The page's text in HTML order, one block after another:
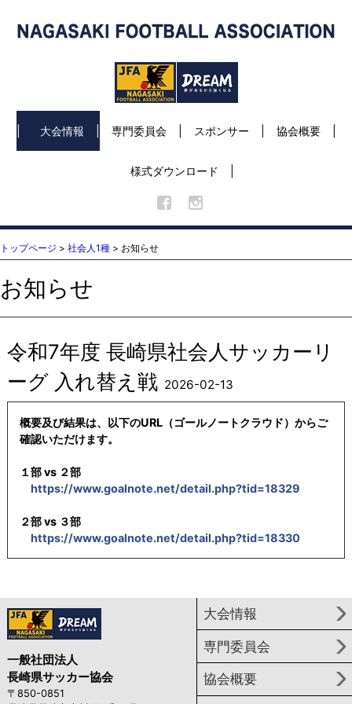
大会情報 専門委員会 スポンサー 協会概要
様式ダウンロード
トップページ > 社会人1種 > お知らせ
お知らせ
令和7年度 長崎県社会人サッカーリ
ーグ 入れ替え戦 2026-02-13
概要及び結果は、以下のURL（ゴールノートクラウド）からご
確認いただけます。
１部 vs ２部
https://www.goalnote.net/detail.php?tid=18329
２部 vs ３部
https://www.goalnote.net/detail.php?tid=18330
一般社団法人
長崎県サッカー協会
〒850-0851
大会情報
専門委員会
協会概要